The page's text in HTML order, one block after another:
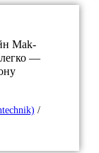
Mak-
—
/